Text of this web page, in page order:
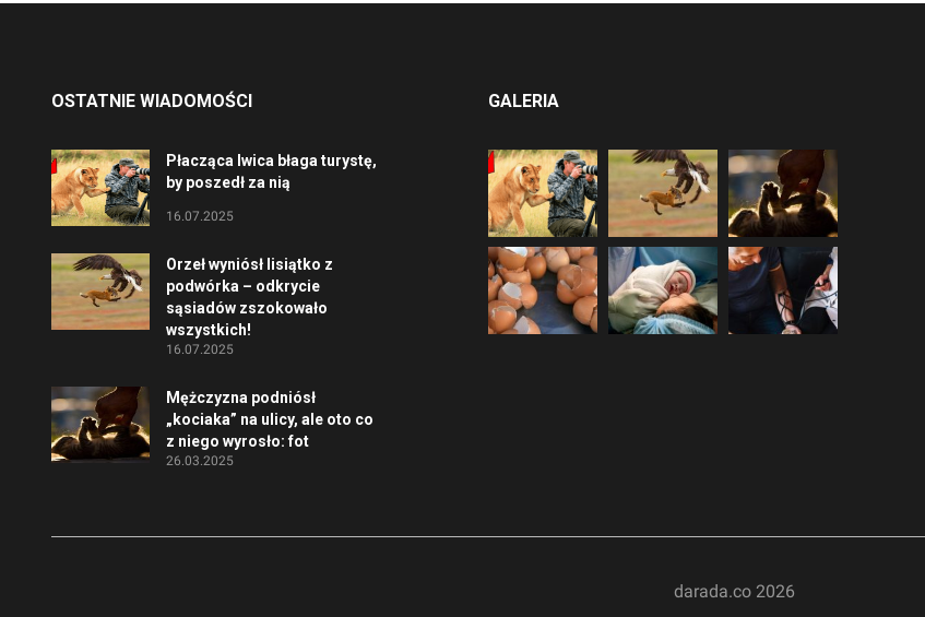
OSTATNIE WIADOMOŚCI
Płacząca lwica błaga turystę,
by poszedł za nią
16.07.2025
Orzeł wyniósł lisiątko z
podwórka – odkrycie
sąsiadów zszokowało
wszystkich!
16.07.2025
Mężczyzna podniósł
„kociaka” na ulicy, ale oto co
z niego wyrosło: fot
26.03.2025
GALERIA
darada.co 2026